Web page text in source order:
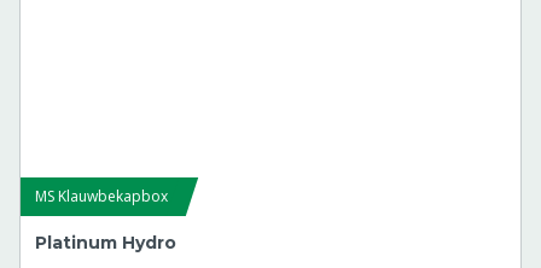
MS Klauwbekapbox
Platinum Hydro